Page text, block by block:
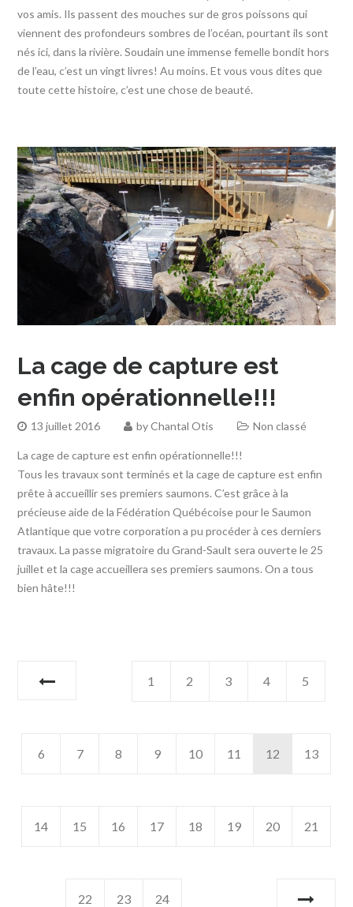
vos amis. Ils passent des mouches sur de gros poissons qui
viennent des profondeurs sombres de l’océan, pourtant ils sont
nés ici, dans la rivière. Soudain une immense femelle bondit hors
de l’eau, c’est un vingt livres! Au moins. Et vous vous dites que
toute cette histoire, c’est une chose de beauté.
La cage de capture est
enfin opérationnelle!!!
13 juillet 2016 byChantal Otis Non classé
La cage de capture est enfin opérationnelle!!!
Tous les travaux sont terminés et la cage de capture est enfin
prête à accueillir ses premiers saumons. C’est grâce à la
précieuse aide de la Fédération Québécoise pour le Saumon
Atlantique que votre corporation a pu procéder à ces derniers
travaux. La passe migratoire du Grand-Sault sera ouverte le 25
juillet et la cage accueillera ses premiers saumons. On a tous
bien hâte!!!
1 2 3 4 5
6 7 8 9 10 11 12 13
14 15 16 17 18 19 20 21
22 23 24